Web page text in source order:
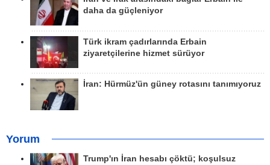
daha da güçleniyor
Türk ikram çadırlarında Erbain
ziyaretçilerine hizmet sürüyor
İran: Hürmüz'ün güney rotasını tanımıyoruz
Yorum
Trump'ın İran hesabı çöktü; koşulsuz